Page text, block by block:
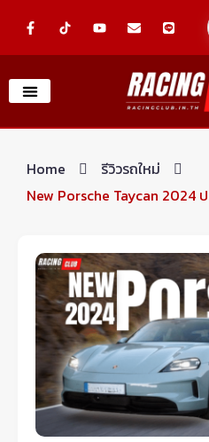
F
a
e
o
o
-
o
t
n
e
l
o
p
e
L
i
e
Home
รีวิวรถใหม่
New Porsche Taycan 2024